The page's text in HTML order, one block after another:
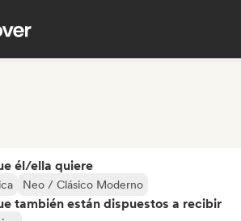
él/ella quiere
Neo / Clásico Moderno
también están dispuestos a recibir